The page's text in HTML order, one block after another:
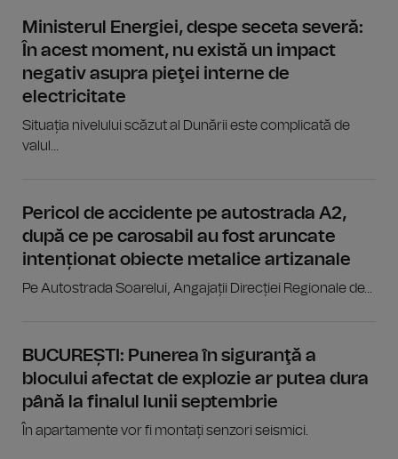
Ministerul Energiei, despe seceta severă:
În acest moment, nu există un impact
negativ asupra pieţei interne de
electricitate
Situația nivelului scăzut al Dunării este complicată de
valul...
Pericol de accidente pe autostrada A2,
după ce pe carosabil au fost aruncate
intenționat obiecte metalice artizanale
Pe Autostrada Soarelui, Angajații Direcției Regionale de...
BUCUREȘTI: Punerea în siguranţă a
blocului afectat de explozie ar putea dura
până la finalul lunii septembrie
În apartamente vor fi montați senzori seismici.